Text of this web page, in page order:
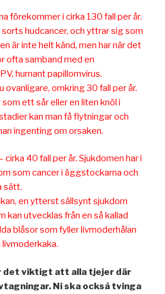
förekommer i cirka 130 fall per år.
hudcancer, och yttrar sig som
är inte helt känd, men har när det
ofta samband med en
humant papillomvirus.
ovanligare, omkring 30 fall per år.
ett sår eller en liten knöl i
kan man få flytningar och
ingenting om orsaken.
cirka 40 fall per år. Sjukdomen har i
som cancer i äggstockarna och
sätt.
en ytterst sällsynt sjukdom
kan utvecklas från en så kallad
blåsor som fyller livmoderhålan
det viktigt att alla tjejer där
Ni ska också tvinga